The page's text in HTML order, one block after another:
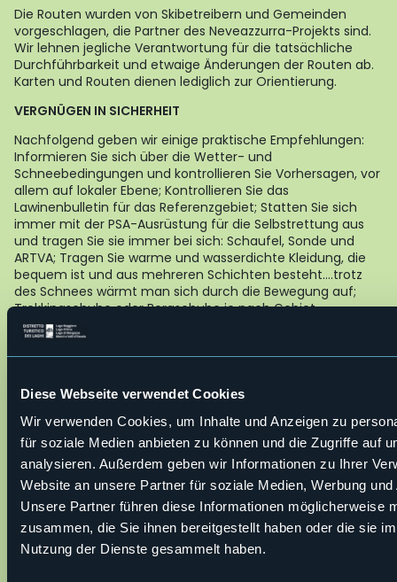
Diese Webseite verwendet Cookies
Wir verwenden Cookies, um Inhalte und Anzeigen zu
für soziale Medien anbieten zu können und die Zugriffe auf
analysieren. Außerdem geben wir Informationen zu Ihrer
Website an unsere Partner für soziale Medien, Werbung
Unsere Partner führen diese Informationen möglicherweise
zusammen, die Sie ihnen bereitgestellt haben oder die sie
Nutzung der Dienste gesammelt haben.
Die Routen wurden von Skibetreibern und Gemeinden
vorgeschlagen, die Partner des Neveazzurra-Projekts sind.
Wir lehnen jegliche Verantwortung für die tatsächliche
Durchführbarkeit und etwaige Änderungen der Routen ab.
Karten und Routen dienen lediglich zur Orientierung.
VERGNÜGEN IN SICHERHEIT
Nachfolgend geben wir einige praktische Empfehlungen:
Informieren Sie sich über die Wetter- und
Schneebedingungen und kontrollieren Sie Vorhersagen, vor
allem auf lokaler Ebene; Kontrollieren Sie das
Lawinenbulletin für das Referenzgebiet; Statten Sie sich
immer mit der PSA-Ausrüstung für die Selbstrettung aus
und tragen Sie sie immer bei sich: Schaufel, Sonde und
ARTVA; Tragen Sie warme und wasserdichte Kleidung, die
bequem ist und aus mehreren Schichten besteht….trotz
des Schnees wärmt man sich durch die Bewegung auf;
Trekkingschuhe oder Bergschuhe je nach Gebiet,
Morphologie und Höhe, in der der Ausflug stattfindet;
Tragen Sie Handschuhe, Mütze, Sonnenbrille und
Sonnencreme bei sich; Statten Sie sich mit einem
Kontrollieren Sie während des Ausfluges immer die
Regel an Hängen über 25° Neigung ab und können ihren
Lauf auch auf der Ebene fortsetzen.
Nebel 8,8°